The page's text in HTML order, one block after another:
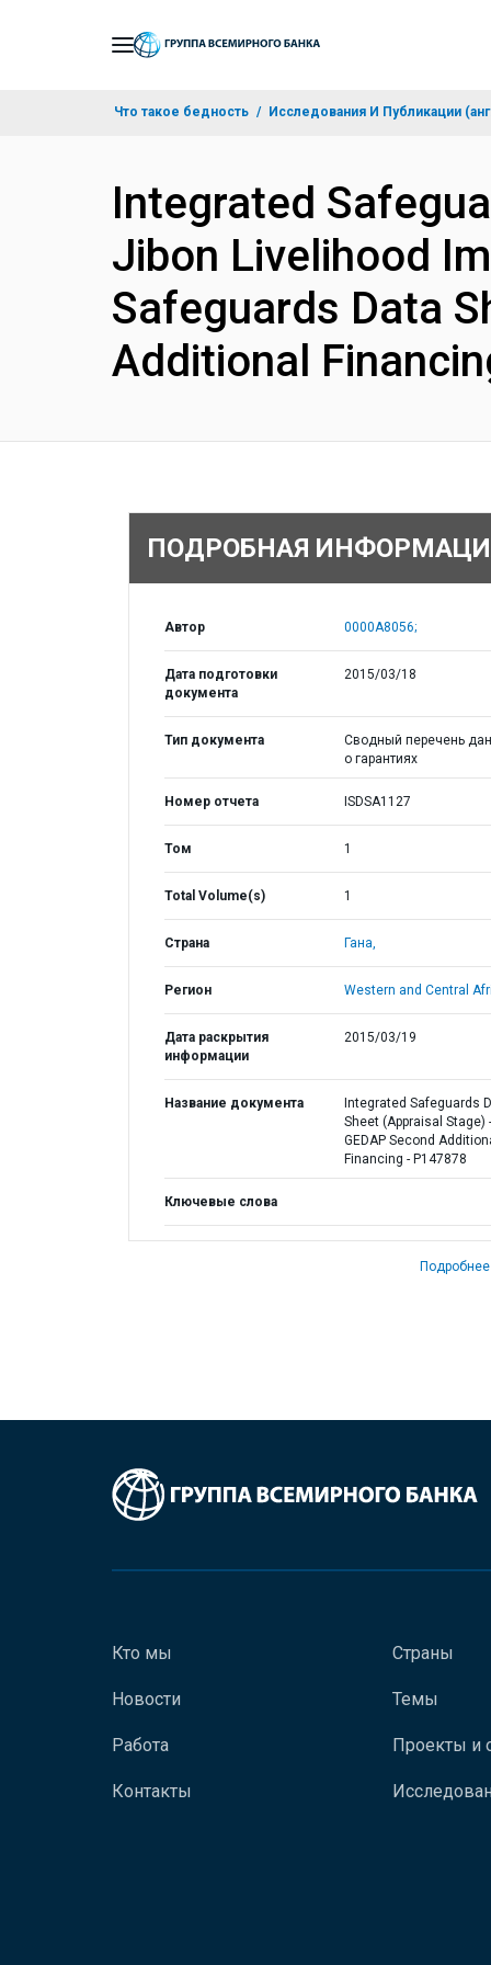
Что такое бедность Исследования И Публикации
Integrated
Jibon Livelihood
Safeguards Data
Additional
ПОДРОБНАЯ
Автор 0000A8056;
Дата подготовки
документа
2015/03/18
Тип документа
Сводный перечень
о гарантиях
Номер отчета ISDSA1127
Том 1
Total Volume(s) 1
Страна Гана,
Регион Western and Central
Дата раскрытия
информации
2015/03/19
Название документа
Integrated Safeguards
Sheet (Appraisal Stage) -
GEDAP Second
Financing - P147878
Ключевые слова
Подробнее
Кто мы
Новости
Работа
Контакты
Страны
Темы
Проекты и